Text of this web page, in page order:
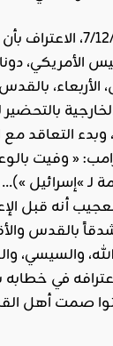
الأمريكي،
، الأربعاء،
الخارجية
التعاقد
« وفيت
لـ »إسرائيل
العجيب أنه قبل
تشدقاً بالقدس
والسيسي،
في
صمت أهل